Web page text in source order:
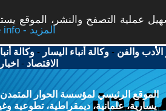
عملية التصفح والنشر، الموقع
More info - المزيد
الأدب والفن -وكالة أنباء اليسار -وكالة
الاقتصاد -
الموقع الرئيسي لمؤسسة الحوار المتمدن
يسارية، علمانية، ديمقراطية، تطوعية